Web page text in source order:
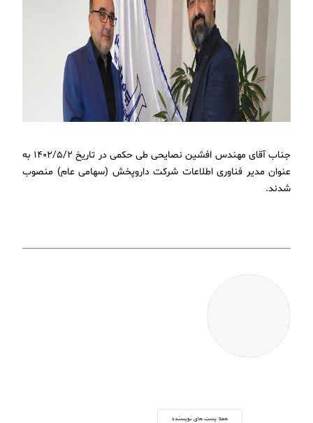
جناب آقای مهندس افشین نصایحی طی حکمی در تاریخ 1402/5/2 به
عنوان مدیر فناوری اطلاعات شرکت داروپخش (سهامی عام) منصوب
شدند.
همه پست های نویسنده